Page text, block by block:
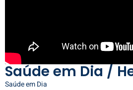
Saúde em Dia /
Saúde em Dia